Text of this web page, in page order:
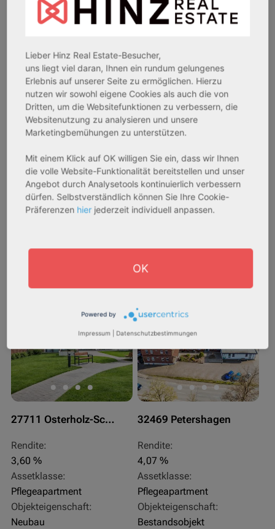
26969 Butjadingen
Rendite:
3,60 %
Pflegeapartment
Objekteigenschaft:
Bestandsobjekt
Gesamtfläche:
41,59 m² - 62,15 m²
233.556,67 € - 349.016,67 €
33415 Verl
Rendite:
3,50 %
Pflegeapartment
Objekteigenschaft:
Bestandsobjekt
Gesamtfläche:
50,95 m² - 56,21 m²
324.754,29 € - 358.289,14 €
27711 Osterholz-Scharmbeck
Rendite:
3,60 %
Assetklasse:
Pflegeapartment
Objekteigenschaft:
Neubau
32469 Petershagen
Rendite:
4,07 %
Assetklasse:
Pflegeapartment
Objekteigenschaft:
Bestandsobjekt
Lieber Hinz Real Estate-Besucher,
uns liegt viel daran, Ihnen ein rundum gelungenes
Erlebnis auf unserer Seite zu ermöglichen. Hierzu
nutzen wir sowohl eigene Cookies als auch die von
Dritten, um die Websitefunktionen zu verbessern, die
Websitenutzung zu analysieren und unsere
Marketingbemühungen zu unterstützen.
Mit einem Klick auf OK willigen Sie ein, dass wir Ihnen
die volle Website-Funktionalität bereitstellen und unser
Angebot durch Analysetools kontinuierlich verbessern
dürfen. Selbstverständlich können Sie Ihre Cookie-
Präferenzen hier jederzeit individuell anpassen.
OK
Powered by
Impressum Datenschutzbestimmungen